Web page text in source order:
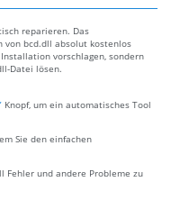
reparieren. Das
von bcd.dll absolut kostenlos
vorschlagen, sondern
Datei lösen.
Knopf, um ein automatisches Tool
Sie den einfachen
Fehler und andere Probleme zu